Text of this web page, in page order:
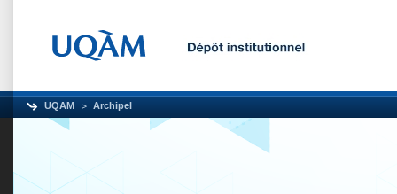
UQAM Archipel